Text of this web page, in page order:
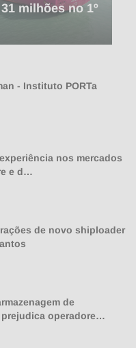
milhões no 1º
- Instituto PORTa
nos mercados
e d…
de novo shiploader
de
operadore…